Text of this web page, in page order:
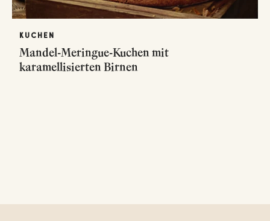
KUCHEN
Mandel-Meringue-Kuchen mit
karamellisierten Birnen